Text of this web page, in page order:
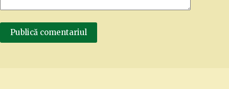
Publică comentariul